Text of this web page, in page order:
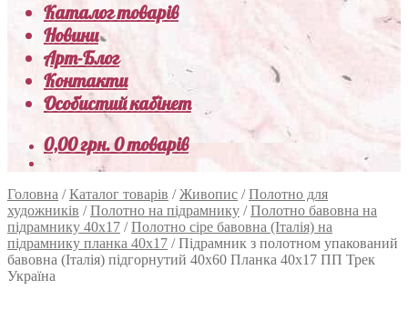
Каталог товарів
Новини
Арт-Блог
Контакти
Особистий кабінет
0,00грн.0 товарів
Головна /Каталог товарів /Живопис /Полотно для
художників /Полотно на підрамнику /Полотно бавовна на
підрамнику 40х17 /Полотно сіре бавовна (Італія) на
підрамнику планка 40х17 /Підрамник з полотном упакований
бавовна (Італія) підгорнутий 40х60 Планка 40х17 ПП Трек
Україна